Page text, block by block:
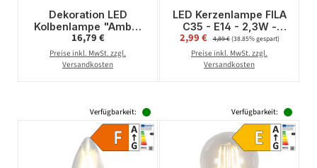
Dekoration LED
Kolbenlampe "Amber
Spiral Filament"- E27-
ultra warmweiß 2100K
- 155lm - H: 140mm
Regulärer Preis:
16,79 €
Preise inkl. MwSt. zzgl.
Versandkosten
LED Kerzenlampe FILA
C35 - E14 - 2,3W -
neutralweiss 4000K -
270lm - klar
Verkaufspreis:
2,99 € Regulärer Preis:
4,89 €(38.85% gespart)
Preise inkl. MwSt. zzgl.
Versandkosten
Verfügbarkeit: Verfügbarkeit: